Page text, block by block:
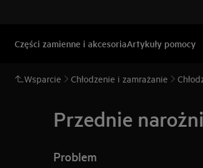
Części zamienne i akcesoriaArtykuły pomocy
Wsparcie Chłodzenie i zamrażanie
Przednie
Problem